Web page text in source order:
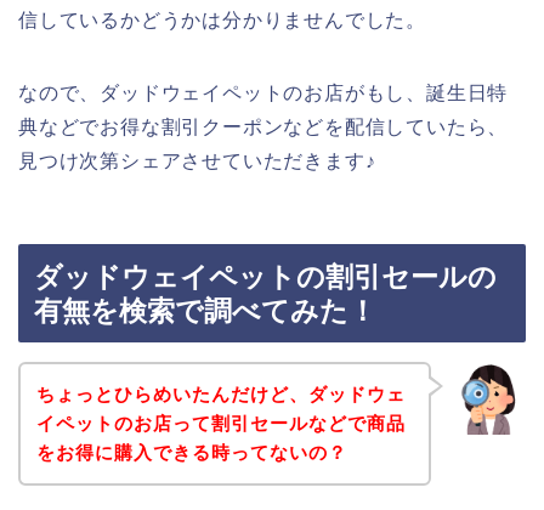
信しているかどうかは分かりませんでした。
なので、ダッドウェイペットのお店がもし、誕生日特
典などでお得な割引クーポンなどを配信していたら、
見つけ次第シェアさせていただきます♪
ダッドウェイペットの割引セールの
有無を検索で調べてみた！
ちょっとひらめいたんだけど、ダッドウェ
イペットのお店って割引セールなどで商品
をお得に購入できる時ってないの？